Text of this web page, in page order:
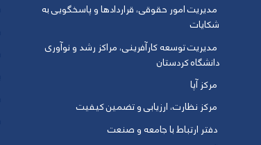
مدیریت امور حقوقی، قراردادها و پاسخگویی به
شکایات
مدیریت توسعه کارآفرینی، مراکز رشد و نوآوری
دانشگاه کردستان
مرکز آپا
مرکز نظارت، ارزیابی و تضمین کیفیت
دفتر ارتباط با جامعه و صنعت